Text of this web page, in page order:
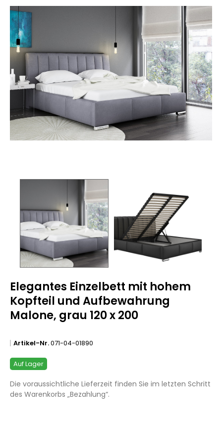
Elegantes Einzelbett mit hohem
Kopfteil und Aufbewahrung
Malone, grau 120 x 200
Artikel-Nr.071-04-01890
Auf Lager
Die voraussichtliche Lieferzeit finden Sie im letzten Schritt
des Warenkorbs „Bezahlung“.